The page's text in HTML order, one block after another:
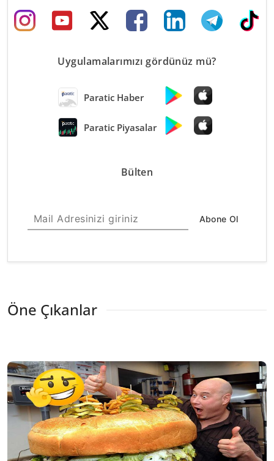
Uygulamalarımızı gördünüz mü?
Paratic Haber
Paratic Piyasalar
Bülten
Abone Ol
Öne Çıkanlar